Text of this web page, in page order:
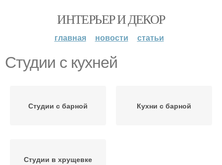
ИНТЕРЬЕР И ДЕКОР
главная новости статьи
Студии с кухней
Студии с барной Кухни с барной
Студии в хрущевке